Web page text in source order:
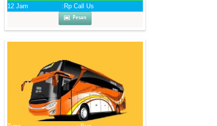
12 Jam
:Rp Call Us
Pesan